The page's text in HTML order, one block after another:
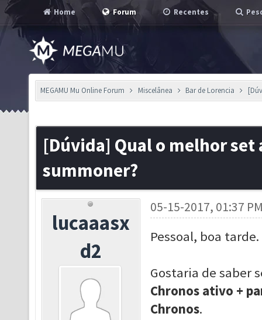
Home Forum Recentes
MEGAMU Mu Online Forum Miscelânea Bar de Lorencia
[Dúvida] Qual o melhor set
summoner?
lucaaasx
d2
05-15-2017, 01:37
Pessoal, boa tarde.
Gostaria de saber
Chronos ativo +
Chronos.